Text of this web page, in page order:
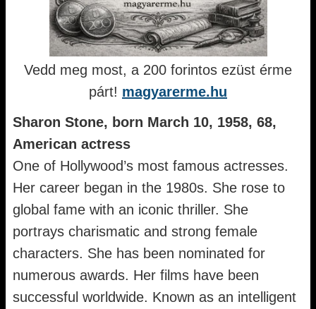
Vedd meg most, a 200 forintos ezüst érme
párt! magyarerme.hu
Sharon Stone, born March 10, 1958, 68,
American actress
One of Hollywood’s most famous actresses.
Her career began in the 1980s. She rose to
global fame with an iconic thriller. She
portrays charismatic and strong female
characters. She has been nominated for
numerous awards. Her films have been
successful worldwide. Known as an intelligent